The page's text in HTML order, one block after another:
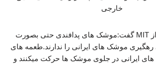
پروفسور تد پُستول از MIT گفت:‌موشک های پدافندی حتی بصورت
رهگیری موشک های ایرانی را ندارند.‌طعمه های
ایرانی در جلوی موشک ها حرکت میکنند و